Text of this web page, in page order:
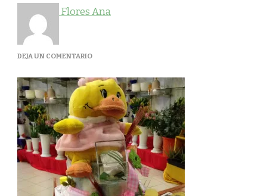
Flores Ana
DEJA UN COMENTARIOEN